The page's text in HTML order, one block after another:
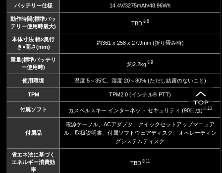
バッテリー仕様 14.4V/3275mAh/48.96Wh
動作時間(標準バッ
テリー使用時最大)
TBD※8
本体寸法 幅×奥行
き×高さ(mm)
約361 x 258 x 27.9mm (折り畳み時)
重量(標準バッテリ
ー使用時)
約2.2kg※9
使用環境 温度 5～35℃、湿度 20～80% (ただし結露のないこと)
TPM TPM2.0 (インテル® PTT)
付属ソフト カスペルスキー インターネット セキュリティ (90日版) ※10
付属品
電源ケーブル、ACアダプタ、クイックセットアップマニュア
ル、取扱説明書、付属ソフトウェアディスク、オペレーティン
グシステムディスク
省エネ法に基づく
エネルギー消費効
率
TBD※11